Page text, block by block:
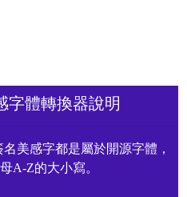
字體轉換器說明
美感字都是屬於開源字體，
A-Z的大小寫。